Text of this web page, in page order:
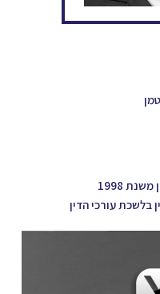
1998
בלשכת עורכי הדין